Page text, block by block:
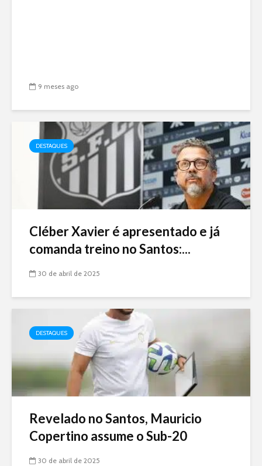
9 meses ago
DESTAQUES
Cléber Xavier é apresentado e já
comanda treino no Santos:...
30 de abril de 2025
DESTAQUES
Revelado no Santos, Mauricio
Copertino assume o Sub-20
30 de abril de 2025